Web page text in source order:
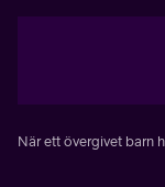
När ett övergivet barn